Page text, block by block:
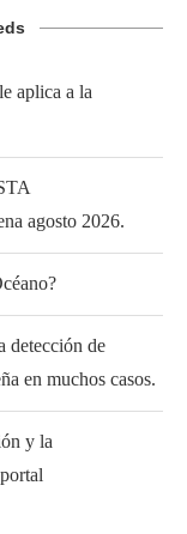
aplica a la
agosto 2026.
detección de
en muchos casos.
y la